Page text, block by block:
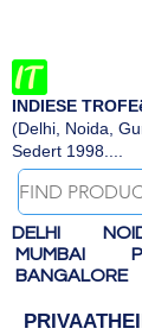
INDIESE
(Delhi, Noida,
Sedert 1998....
DELHI
MUMBAI
BANGALORE